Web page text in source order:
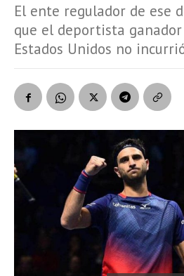
El ente regulador de ese
que el deportista
Estados Unidos no